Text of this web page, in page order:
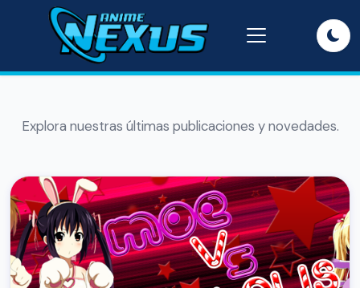
Explora nuestras últimas publicaciones y novedades.